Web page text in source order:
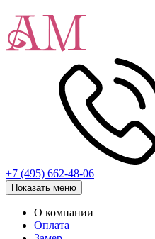
+7 (495) 662-48-06
Показать меню
О компании
Оплата